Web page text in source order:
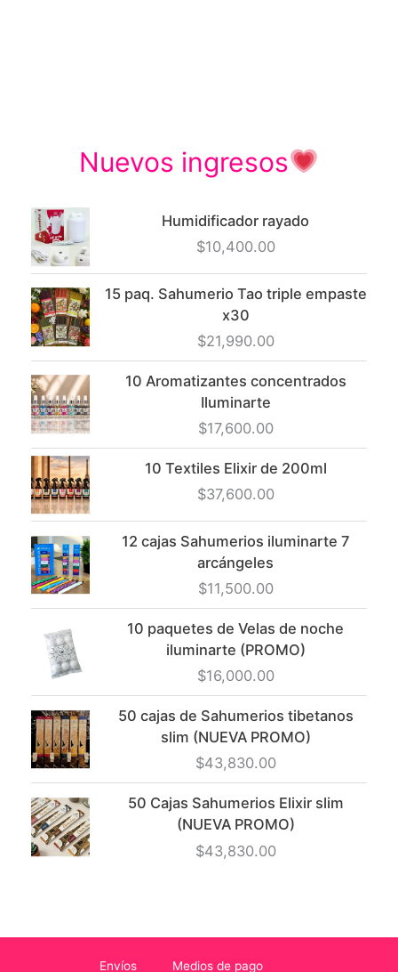
Nuevos ingresos
Humidificador rayado
$10,400.00
15 paq. Sahumerio Tao triple empaste
x30
$21,990.00
10 Aromatizantes concentrados
Iluminarte
$17,600.00
10 Textiles Elixir de 200ml
$37,600.00
12 cajas Sahumerios iluminarte 7
arcángeles
$11,500.00
10 paquetes de Velas de noche
iluminarte (PROMO)
$16,000.00
50 cajas de Sahumerios tibetanos
slim (NUEVA PROMO)
$43,830.00
50 Cajas Sahumerios Elixir slim
(NUEVA PROMO)
$43,830.00
Envíos Medios de pago